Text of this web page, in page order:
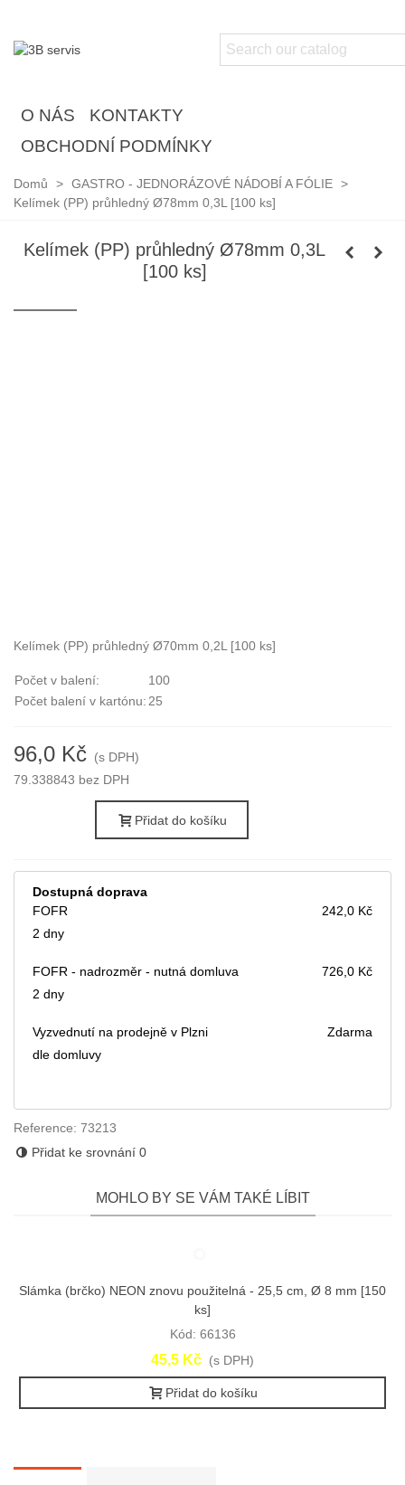
O NÁS
KONTAKTY
OBCHODNÍ PODMÍNKY
Domů > GASTRO - JEDNORÁZOVÉ NÁDOBÍ A FÓLIE >
Kelímek (PP) průhledný Ø78mm 0,3L [100 ks]
Kelímek (PP) průhledný Ø78mm 0,3L
[100 ks]
Kelímek (PP) průhledný Ø70mm 0,2L [100 ks]
Počet v balení:
100
Počet balení v kartónu: 25
96,0 Kč (s DPH)
79.338843 bez DPH
Přidat do košíku
Dostupná doprava
FOFR
242,0 Kč
2 dny
FOFR - nadrozměr - nutná domluva
726,0 Kč
2 dny
Vyzvednutí na prodejně v Plzni
Zdarma
dle domluvy
Reference: 73213
Přidat ke srovnání 0
MOHLO BY SE VÁM TAKÉ LÍBIT
Slámka (brčko) NEON znovu použitelná - 25,5 cm, Ø 8 mm [150
ks]
Kód: 66136
45,5 Kč (s DPH)
Přidat do košíku